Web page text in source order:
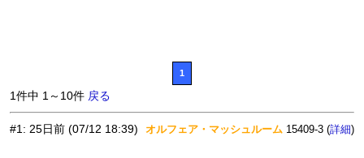
1
1件中 1～10件 戻る
#1: 25日前 (07/12 18:39) オルフェア・マッシュルーム 15409-3 (詳細)